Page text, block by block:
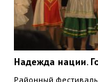
Надежда нации.
Районный